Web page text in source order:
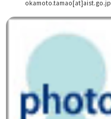
okamoto.tamao[at]aist.go.jp